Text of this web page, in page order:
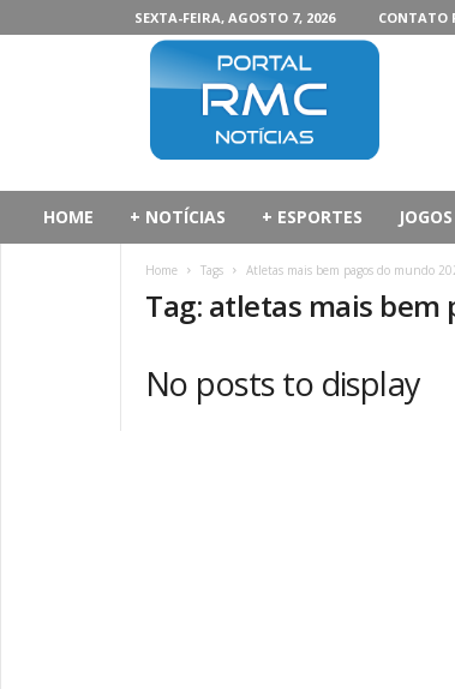
SEXTA-FEIRA, AGOSTO 7, 2026 CONTATO
HOME + NOTÍCIAS + ESPORTES
Home Tags Atletas mais bem pagos do mundo
Tag: atletas mais bem
No posts to display